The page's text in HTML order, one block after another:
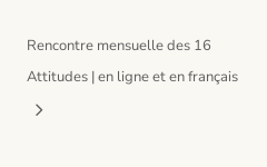
Rencontre mensuelle des 16
Attitudes | en ligne et en français